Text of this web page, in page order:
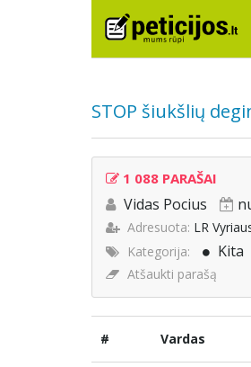
STOP šiukšlių
1 088 PARAŠAI
Vidas Pocius
Adresuota: LR
Kategorija:
Kita
Atšaukti parašą
# Vardas